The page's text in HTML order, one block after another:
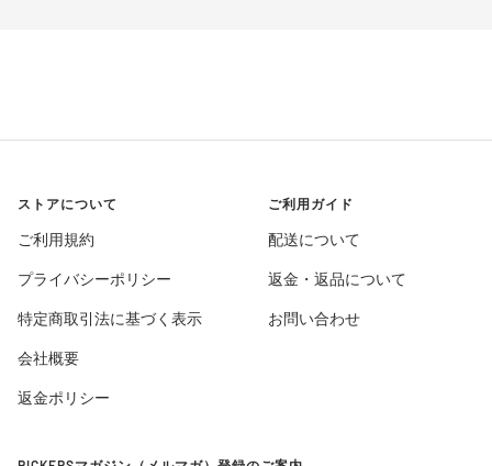
ストアについて
ご利用規約
プライバシーポリシー
特定商取引法に基づく表示
会社概要
返金ポリシー
ご利用ガイド
配送について
返金・返品について
お問い合わせ